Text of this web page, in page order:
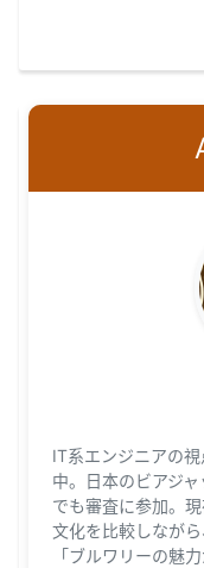
IT系エンジニアの
中。日本のビアジ
でも審査に参加。
文化を比較しなが
「ブルワリーの魅